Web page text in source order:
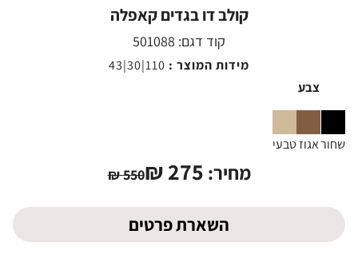
קולב דו בגדים קאפלה
קוד דגם: 501088
מידות המוצר : 110|30|43
צבע
שחוראגוזטבעי
מחיר: 275
₪
550
₪
השארת פרטים